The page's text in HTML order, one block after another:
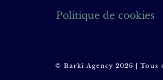
Politique de cookies
© Barki Agency 2026 | Tous